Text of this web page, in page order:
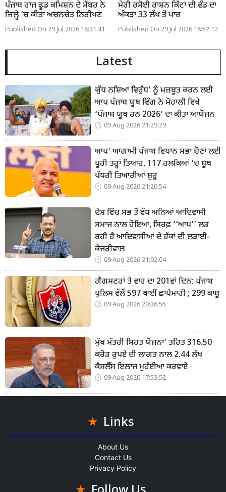
ਪੰਜਾਬ ਰਾਜ ਫੂਡ ਕਮਿਸ਼ਨ ਦੇ ਮੈਂਬਰ ਨੇ
ਜ਼ਿਲ੍ਹੇ ‘ਚ ਕੀਤਾ ਅਚਨਚੇਤ ਨਿਰੀਖਣ
Published On 29 Jul 2026 18:31:41
ਮੇਰੀ ਰਸੋਈ ਰਾਸ਼ਨ ਕਿੱਟਾਂ ਦੀ ਵੰਡ ਦਾ
ਅੰਕੜਾ 33 ਲੱਖ ਤੋਂ ਪਾਰ
Published On 29 Jul 2026 18:52:12
Latest
ਯੁੱਧ ਨਸ਼ਿਆਂ ਵਿਰੁੱਧ’ ਨੂੰ ਮਜ਼ਬੂਤ ਕਰਨ ਲਈ
ਆਪ ਪੰਜਾਬ ਯੂਥ ਵਿੰਗ ਨੇ ਮੋਹਾਲੀ ਵਿਖੇ
‘ਪੰਜਾਬ ਯੂਥ ਰਨ 2026’ ਦਾ ਕੀਤਾ ਆਯੋਜਨ
09 Aug 2026 21:29:29
ਆਪ' ਆਗਾਮੀ ਪੰਜਾਬ ਵਿਧਾਨ ਸਭਾ ਚੋਣਾਂ ਲਈ
ਪੂਰੀ ਤਰ੍ਹਾਂ ਤਿਆਰ, 117 ਹਲਕਿਆਂ 'ਚ ਬੂਥ
ਪੱਧਰੀ ਤਿਆਰੀਆਂ ਸ਼ੁਰੂ
09 Aug 2026 21:20:54
ਦੇਸ਼ ਵਿੱਚ ਸਭ ਤੋਂ ਵੱਧ ਅਨਿਆਂ ਆਦਿਵਾਸੀ
ਸਮਾਜ ਨਾਲ ਹੋਇਆ, ਸਿਰਫ਼ ‘‘ਆਪ’’ ਲੜ
ਰਹੀ ਹੈ ਆਦਿਵਾਸੀਆਂ ਦੇ ਹੱਕਾਂ ਦੀ ਲੜਾਈ-
ਕੇਜਰੀਵਾਲ
09 Aug 2026 21:02:04
ਗੈਂਗਸਟਰਾਂ ਤੇ ਵਾਰ ਦਾ 201ਵਾਂ ਦਿਨ: ਪੰਜਾਬ
ਪੁਲਿਸ ਵੱਲੋਂ 597 ਥਾਈਂ ਛਾਪੇਮਾਰੀ ; 299 ਕਾਬੂ
09 Aug 2026 20:36:55
ਮੁੱਖ ਮੰਤਰੀ ਸਿਹਤ ਯੋਜਨਾ’ ਤਹਿਤ 316.50
ਕਰੋੜ ਰੁਪਏ ਦੀ ਲਾਗਤ ਨਾਲ 2.44 ਲੱਖ
ਕੈਸ਼ਲੈੱਸ ਇਲਾਜ ਮੁਹੱਈਆ ਕਰਵਾਏੇ
09 Aug 2026 17:53:52
Links
About Us
Contact Us
Privacy Policy